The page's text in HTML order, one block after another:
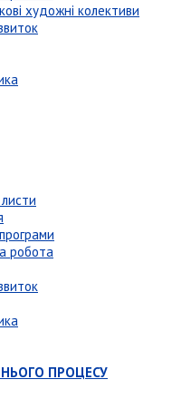
художні колективи
робота
ПРОЦЕСУ